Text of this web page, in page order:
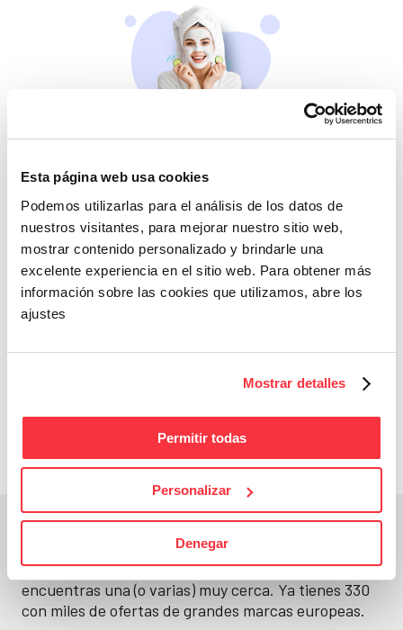
Esta página web usa cookies
Podemos utilizarlas para el análisis de los datos de
nuestros visitantes, para mejorar nuestro sitio web,
mostrar contenido personalizado y brindarle una
excelente experiencia en el sitio web. Para obtener más
información sobre las cookies que utilizamos, abre los
ajustes
Mostrar detalles
Permitir todas
Personalizar
Denegar
Si no te mimas tú…
llévatelos
En un segundo, la encuentras.
No paramos de abrirtiendas. Seguro que
encuentras una (o varias) muy cerca. Ya tienes 330
con miles de ofertas de grandes marcas europeas.